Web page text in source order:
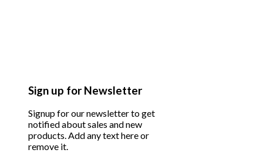
Sign up for Newsletter
Signup for our newsletter to get
notified about sales and new
products. Add any text here or
remove it.